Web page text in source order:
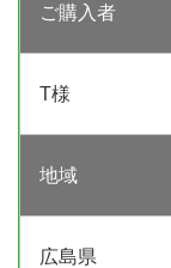
ご購入者
T様
地域
広島県